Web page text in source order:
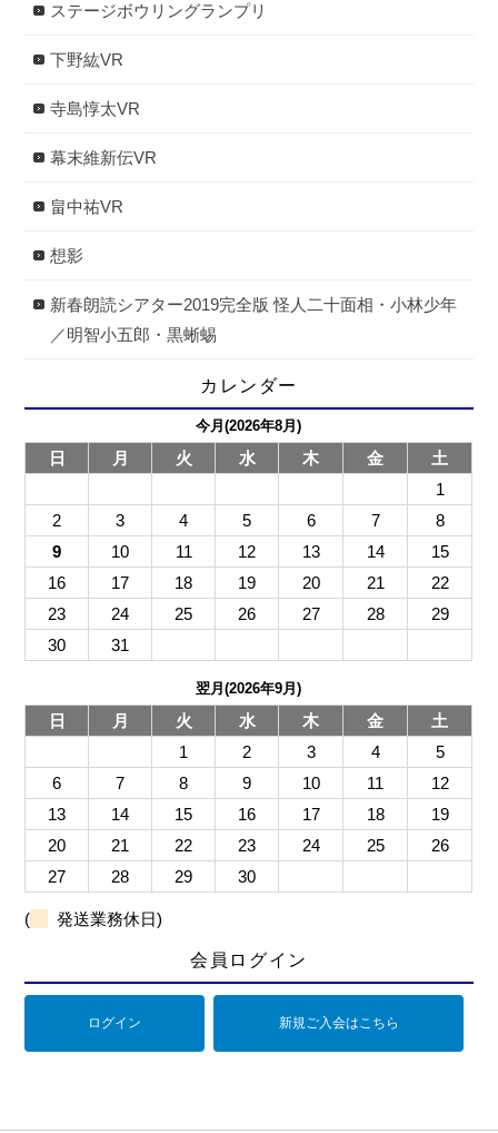
ステージボウリングランプリ
下野紘VR
寺島惇太VR
幕末維新伝VR
畠中祐VR
想影
新春朗読シアター2019完全版 怪人二十面相・小林少年
／明智小五郎・黒蜥蜴
カレンダー
今月(2026年8月)
日 月 火 水 木 金
土
1
2
3 4 5 6 7
8
9
10 11 12 13 14
15
16
17 18 19 20 21
22
23
24 25 26 27 28
29
30
31
翌月(2026年9月)
日 月 火 水 木 金
土
1
2 3 4
5
6
7 8 9 10 11
12
13
14 15 16 17 18
19
20
21 22 23 24 25
26
27
28 29 30
( 発送業務休日)
会員ログイン
ログイン 新規ご入会はこちら